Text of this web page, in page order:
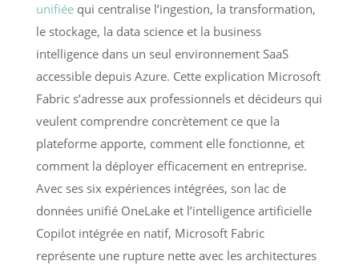
unifiéequi centralise l’ingestion, la transformation,
le stockage, la data science et la business
intelligence dans un seul environnement SaaS
accessible depuis Azure. Cette explication Microsoft
Fabric s’adresse aux professionnels et décideurs qui
veulent comprendre concrètement ce que la
plateforme apporte, comment elle fonctionne, et
comment la déployer efficacement en entreprise.
Avec ses six expériences intégrées, son lac de
données unifié OneLake et l’intelligence artificielle
Copilot intégrée en natif, Microsoft Fabric
représente une rupture nette avec les architectures